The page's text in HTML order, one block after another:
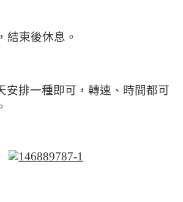
結束後休息。
安排一種即可，轉速、時間都可